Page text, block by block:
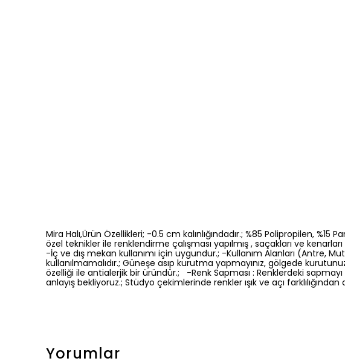
Mira Halı,Ürün Özellikleri; -0.5 cm kalınlığındadır.; %85 Polipropilen,
özel teknikler ile renklendirme çalışması yapılmış , saçakları ve
-İç ve dış mekan kullanımı için uygundur.; -Kullanım Alanları (Antre,
kullanılmamalıdır.; Güneşe asıp kurutma yapmayınız, gölgede
özelliği ile antialerjik bir üründür.; -Renk Sapması : Renklerdeki
anlayış bekliyoruz.; Stüdyo çekimlerinde renkler ışık ve açı
Yorumlar